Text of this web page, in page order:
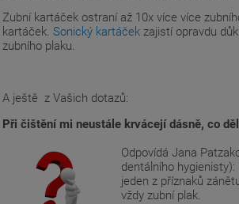
Zubní kartáček ostraní až 10x více více
kartáček. Sonický kartáček zajistí opravdu
zubního plaku.
A ještě z Vašich dotazů:
Při čištění mi neustále krvácejí dásně, co
Odpovídá Jana
dentálního
jeden z příznaků
vždy zubní plak.